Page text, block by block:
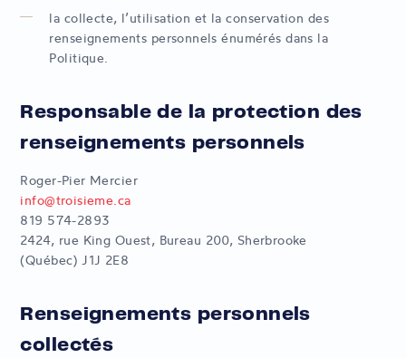
la collecte, l’utilisation et la conservation des
renseignements personnels énumérés dans la
Politique.
Responsable de la protection des
renseignements personnels
Roger-Pier Mercier
info@troisieme.ca
819 574-2893
2424, rue King Ouest, Bureau 200, Sherbrooke
(Québec) J1J 2E8
Renseignements personnels
collectés